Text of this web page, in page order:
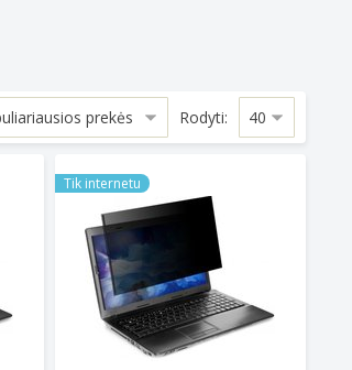
Rodyti:
Tik internetu